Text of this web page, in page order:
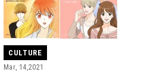
CULTURE
Mar, 14,2021